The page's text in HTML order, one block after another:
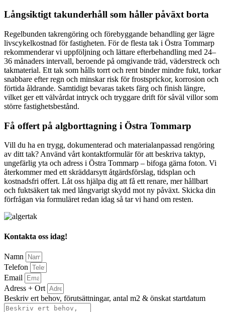
Långsiktigt takunderhåll som håller påväxt borta
Regelbunden takrengöring och förebyggande behandling ger lägre
livscykelkostnad för fastigheten. För de flesta tak i Östra Tommarp
rekommenderar vi uppföljning och lättare efterbehandling med 24–
36 månaders intervall, beroende på omgivande träd, väderstreck och
takmaterial. Ett tak som hålls torrt och rent binder mindre fukt, torkar
snabbare efter regn och minskar risk för frostsprickor, korrosion och
förtida åldrande. Samtidigt bevaras takets färg och finish längre,
vilket ger ett välvårdat intryck och tryggare drift för såväl villor som
större fastighetsbestånd.
Få offert på algborttagning i Östra Tommarp
Vill du ha en trygg, dokumenterad och materialanpassad rengöring
av ditt tak? Använd vårt kontaktformulär för att beskriva taktyp,
ungefärlig yta och adress i Östra Tommarp – bifoga gärna foton. Vi
återkommer med ett skräddarsytt åtgärdsförslag, tidsplan och
kostnadsfri offert. Låt oss hjälpa dig att få ett renare, mer hållbart
och fuktsäkert tak med långvarigt skydd mot ny påväxt. Skicka din
förfrågan via formuläret redan idag så tar vi hand om resten.
Kontakta oss idag!
Namn
Telefon
Email
Adress + Ort
Beskriv ert behov, förutsättningar, antal m2 & önskat startdatum